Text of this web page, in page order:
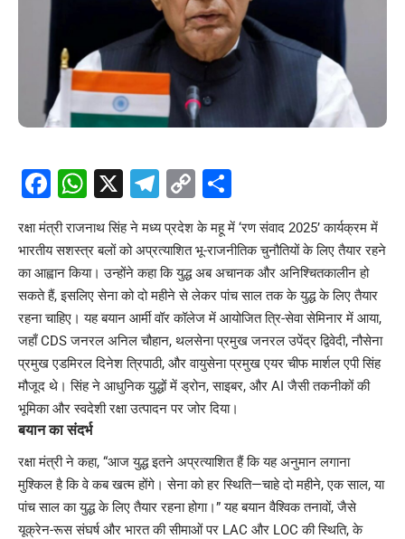
Facebook
WhatsApp
X Telegram
Copy
Link
रक्षा मंत्री राजनाथ सिंह ने मध्य प्रदेश के महू में ‘रण संवाद 2025’ कार्यक्रम में
भारतीय सशस्त्र बलों को अप्रत्याशित भू-राजनीतिक चुनौतियों के लिए तैयार रहने
का आह्वान किया। उन्होंने कहा कि युद्ध अब अचानक और अनिश्चितकालीन हो
सकते हैं, इसलिए सेना को दो महीने से लेकर पांच साल तक के युद्ध के लिए तैयार
रहना चाहिए। यह बयान आर्मी वॉर कॉलेज में आयोजित त्रि-सेवा सेमिनार में आया,
जहाँ CDS जनरल अनिल चौहान, थलसेना प्रमुख जनरल उपेंद्र द्विवेदी, नौसेना
प्रमुख एडमिरल दिनेश त्रिपाठी, और वायुसेना प्रमुख एयर चीफ मार्शल एपी सिंह
मौजूद थे। सिंह ने आधुनिक युद्धों में ड्रोन, साइबर, और AI जैसी तकनीकों की
भूमिका और स्वदेशी रक्षा उत्पादन पर जोर दिया।
बयान का संदर्भ
रक्षा मंत्री ने कहा, “आज युद्ध इतने अप्रत्याशित हैं कि यह अनुमान लगाना
मुश्किल है कि वे कब खत्म होंगे। सेना को हर स्थिति—चाहे दो महीने, एक साल, या
पांच साल का युद्ध के लिए तैयार रहना होगा।” यह बयान वैश्विक तनावों, जैसे
यूक्रेन-रूस संघर्ष और भारत की सीमाओं पर LAC और LOC की स्थिति, के